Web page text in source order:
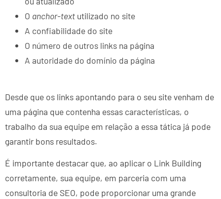
O anchor-text utilizado no site
A confiabilidade do site
O número de outros links na página
A autoridade do domínio da página
Desde que os links apontando para o seu site venham de
uma página que contenha essas características, o
trabalho da sua equipe em relação a essa tática já pode
garantir bons resultados.
É importante destacar que, ao aplicar o Link Building
corretamente, sua equipe, em parceria com uma
consultoria de SEO, pode proporcionar uma grande